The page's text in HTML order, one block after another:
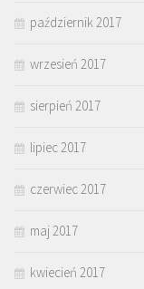
październik 2017
wrzesień 2017
sierpień 2017
lipiec 2017
czerwiec 2017
maj 2017
kwiecień 2017